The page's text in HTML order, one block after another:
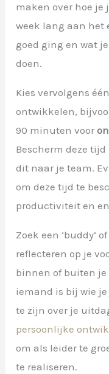
maken over hoe je
week lang aan het
goed ging en wat
doen.
Kies vervolgens
ontwikkelen,
90 minuten voor
Bescherm deze
dit naar je team.
om deze tijd te
productiviteit en
Zoek een ‘buddy’
reflecteren op je
binnen of buiten
iemand is bij wie
te zijn over je
persoonlijke
om als leider te
te realiseren.